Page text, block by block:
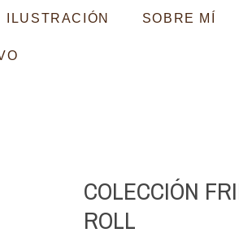
ILUSTRACIÓN SOBRE MÍ
COLECCIÓN
ROLL